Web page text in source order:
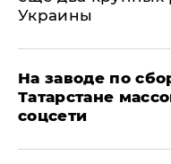
Украины
На заводе по
Татарстане
соцсети